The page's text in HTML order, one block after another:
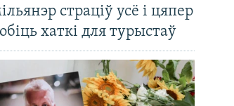
страціў усё і цяпер
хаткі для турыстаў